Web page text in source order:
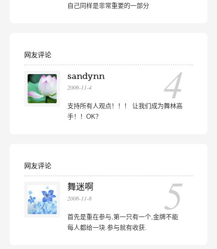
自己同样是非常重要的一部分
网友评论
sandynn
2006-11-4 4
支持所有人观点！！！ 让我们成为舞林高
手！！OK？
网友评论
舞迷啊
2006-11-8 5
首先是重在参与,第一只有一个,金牌不能
每人都给一块.参与就有收获.